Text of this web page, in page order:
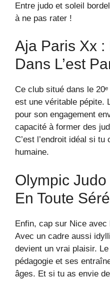
Entre judo et soleil
à ne pas rater !
Aja Paris Xx :
Dans L’est
Ce club situé dans le
est une véritable pépite.
pour son engagement
capacité à former des
C’est l’endroit idéal si
humaine.
Olympic
En Toute
Enfin, cap sur Nice avec
Avec un cadre aussi
devient un vrai plaisir.
pédagogie et ses
âges. Et si tu as envie